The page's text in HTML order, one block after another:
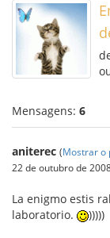
Mensagens: 6
aniterec (Mostrar o
22 de outubro de
La enigmo estis
laboratorio.
)))))